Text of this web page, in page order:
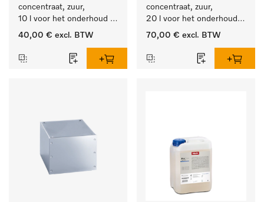
concentraat, zuur,
10 l voor het onderhoud
van vezels zodat het
40,00 € excl. BTW
concentraat, zuur,
20 l voor het onderhoud
van vezels zodat het
70,00 € excl. BTW